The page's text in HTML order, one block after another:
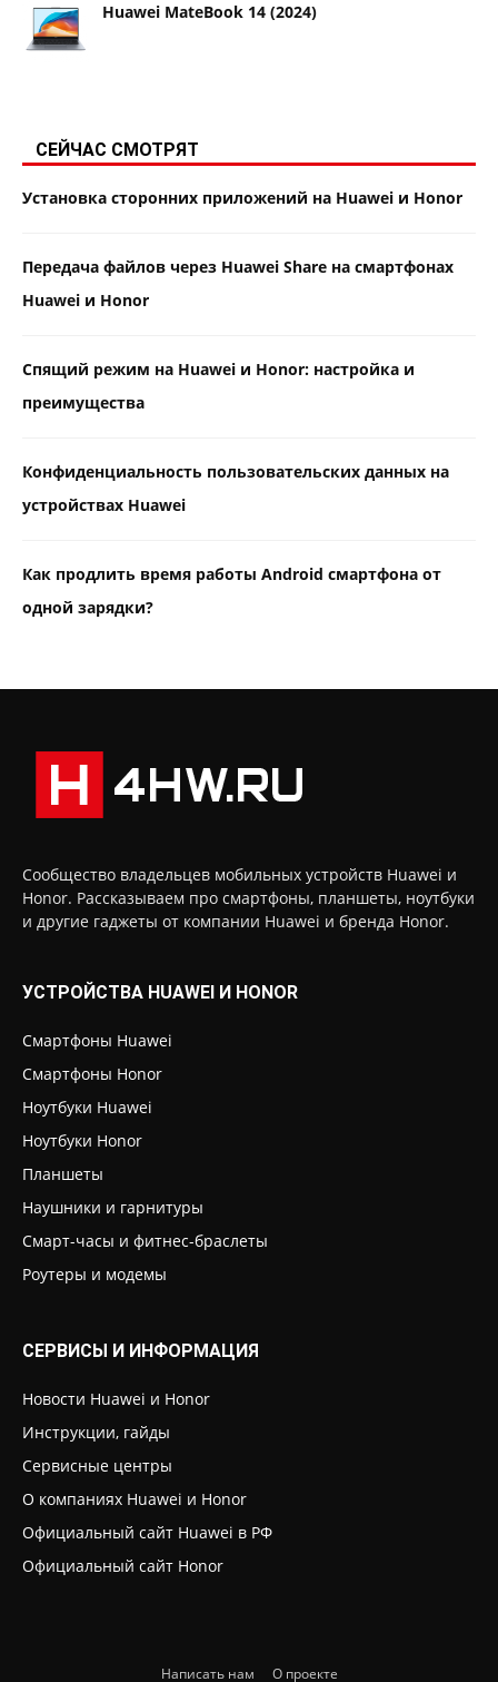
Huawei MateBook 14 (2024)
СЕЙЧАС СМОТРЯТ
Установка сторонних приложений на Huawei и Honor
Передача файлов через Huawei Share на смартфонах
Huawei и Honor
Спящий режим на Huawei и Honor: настройка и
преимущества
Конфиденциальность пользовательских данных на
устройствах Huawei
Как продлить время работы Android смартфона от
одной зарядки?
Сообщество владельцев мобильных устройств Huawei и
Honor. Рассказываем про смартфоны, планшеты, ноутбуки
и другие гаджеты от компании Huawei и бренда Honor.
УСТРОЙСТВА HUAWEI И HONOR
Смартфоны Huawei
Смартфоны Honor
Ноутбуки Huawei
Ноутбуки Honor
Планшеты
Наушники и гарнитуры
Смарт-часы и фитнес-браслеты
Роутеры и модемы
СЕРВИСЫ И ИНФОРМАЦИЯ
Новости Huawei и Honor
Инструкции, гайды
Сервисные центры
О компаниях Huawei и Honor
Официальный сайт Huawei в РФ
Официальный сайт Honor
Написать нам О проекте